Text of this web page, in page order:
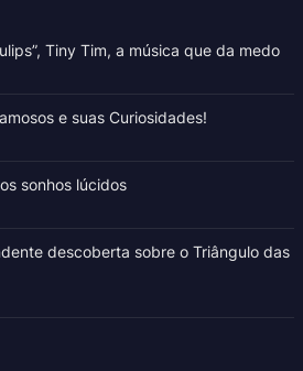
Tiny Tim, a música que da medo
e suas Curiosidades!
sonhos lúcidos
descoberta sobre o Triângulo das